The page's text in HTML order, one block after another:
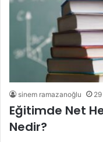
sinem ramazanoğlu
Eğitimde Net
Nedir?